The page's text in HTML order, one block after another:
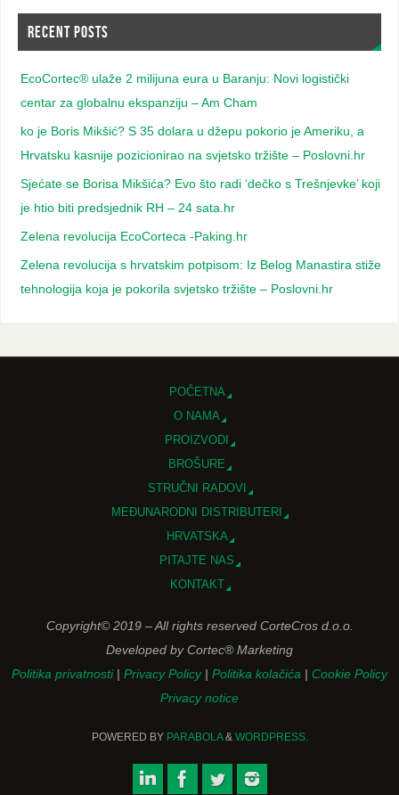
RECENT POSTS
EcoCortec® ulaže 2 milijuna eura u Baranju: Novi logistički
centar za globalnu ekspanziju – Am Cham
ko je Boris Mikšić? S 35 dolara u džepu pokorio je Ameriku, a
Hrvatsku kasnije pozicionirao na svjetsko tržište – Poslovni.hr
Sjećate se Borisa Mikšića? Evo što radi ‘dečko s Trešnjevke’ koji
je htio biti predsjednik RH – 24 sata.hr
Zelena revolucija EcoCorteca -Paking.hr
Zelena revolucija s hrvatskim potpisom: Iz Belog Manastira stiže
tehnologija koja je pokorila svjetsko tržište – Poslovni.hr
POČETNA
O NAMA
PROIZVODI
BROŠURE
STRUČNI RADOVI
MEĐUNARODNI DISTRIBUTERI
HRVATSKA
PITAJTE NAS
KONTAKT
Copyright© 2019 – All rights reserved CorteCros d.o.o.
Developed by Cortec® Marketing
Politika privatnosti | Privacy Policy | Politika kolačića | Cookie Policy
Privacy notice
POWERED BY PARABOLA& WORDPRESS.